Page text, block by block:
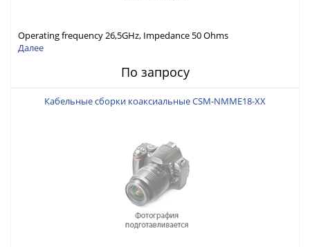
Operating frequency 26,5GHz, Impedance 50 Ohms
Далее
По запросу
Кабельные сборки коаксиальные CSM-NMME18-XX